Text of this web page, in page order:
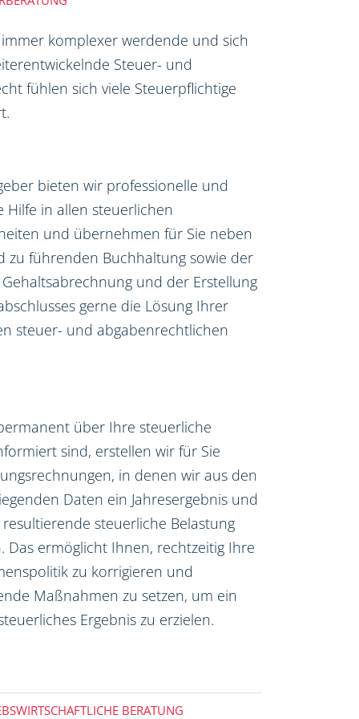
komplexer werdende und sich
Steuer- und
fühlen sich viele Steuerpflichtige
bieten wir professionelle und
Hilfe in allen steuerlichen
und übernehmen für Sie neben
zu führenden Buchhaltung sowie der
und der Erstellung
gerne die Lösung Ihrer
steuer- und abgabenrechtlichen
über Ihre steuerliche
sind, erstellen wir für Sie
in denen wir aus den
Daten ein Jahresergebnis und
steuerliche Belastung
Das ermöglicht Ihnen, rechtzeitig Ihre
zu korrigieren und
Maßnahmen zu setzen, um ein
Ergebnis zu erzielen.
BERATUNG